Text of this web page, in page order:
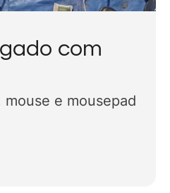
com
e mousepad